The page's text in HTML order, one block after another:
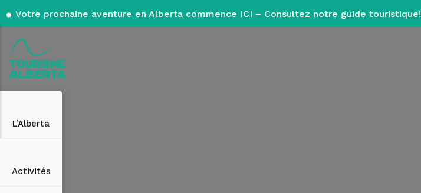
Votre prochaine aventure en Alberta commence ICI – Consultez notre guide touristique!
L’Alberta
Activités